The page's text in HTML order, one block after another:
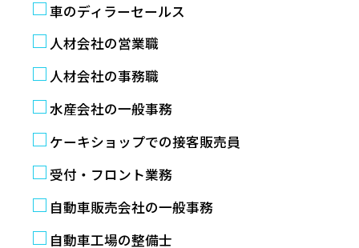
車のディラーセールス
人材会社の営業職
人材会社の事務職
水産会社の一般事務
ケーキショップでの接客販売員
受付・フロント業務
自動車販売会社の一般事務
自動車工場の整備士